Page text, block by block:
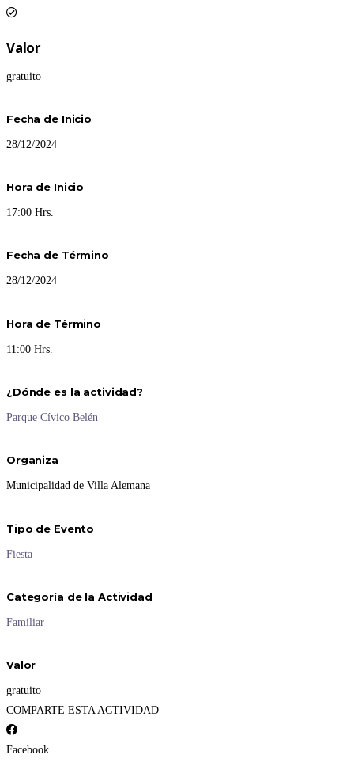
Valor
gratuito
Fecha de Inicio
28/12/2024
Hora de Inicio
17:00 Hrs.
Fecha de Término
28/12/2024
Hora de Término
11:00 Hrs.
¿Dónde es la actividad?
Parque Cívico Belén
Organiza
Municipalidad de Villa Alemana
Tipo de Evento
Fiesta
Categoría de la Actividad
Familiar
Valor
gratuito
COMPARTE ESTA ACTIVIDAD
Facebook